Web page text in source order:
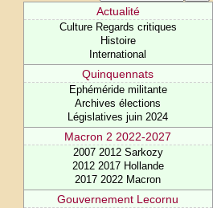
Actualité
Culture Regards critiques
Histoire
International
Quinquennats
Ephéméride militante
Archives élections
Législatives juin 2024
Macron 2 2022-2027
2007 2012 Sarkozy
2012 2017 Hollande
2017 2022 Macron
Gouvernement Lecornu